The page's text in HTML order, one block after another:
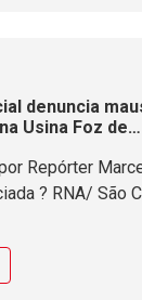
denuncia
Usina Foz de
Repórter
? RNA/ São